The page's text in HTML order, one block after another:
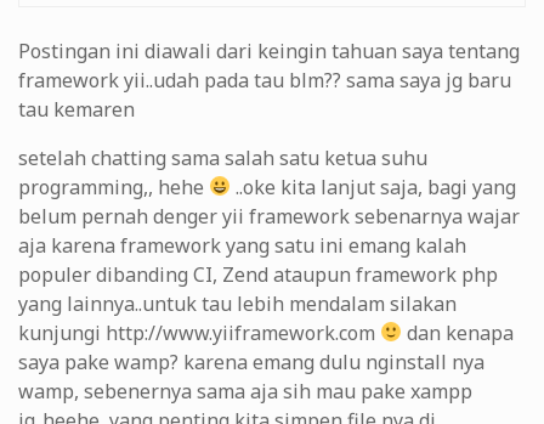
Postingan ini diawali dari keingin tahuan saya tentang
framework yii..udah pada tau blm?? sama saya jg baru
tau kemaren
setelah chatting sama salah satu ketua suhu
programming,, hehe
..oke kita lanjut saja, bagi yang
belum pernah denger yii framework sebenarnya wajar
aja karena framework yang satu ini emang kalah
populer dibanding CI, Zend ataupun framework php
yang lainnya..untuk tau lebih mendalam silakan
kunjungi http://www.yiiframework.com
dan kenapa
saya pake wamp? karena emang dulu nginstall nya
wamp, sebenernya sama aja sih mau pake xampp